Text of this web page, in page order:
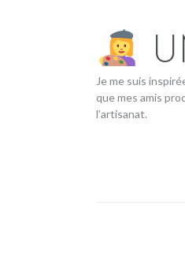
Je me suis
que mes amis
l’artisanat.